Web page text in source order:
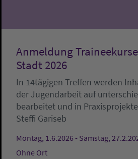
Anmeldung
Stadt 2026
In 14tägigen Treffen werden
der Jugendarbeit auf
bearbeitet und in
Steffi Gariseb
Montag, 1.6.2026 - Samstag,
Ohne Ort